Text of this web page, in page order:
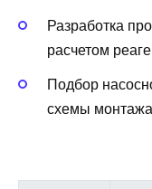
Разработка
расчетом
Подбор
схемы